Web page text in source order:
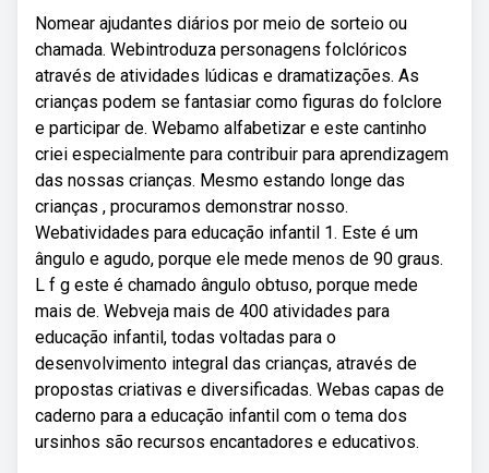
Nomear ajudantes diários por meio de sorteio ou
chamada. Webintroduza personagens folclóricos
através de atividades lúdicas e dramatizações. As
crianças podem se fantasiar como figuras do folclore
e participar de. Webamo alfabetizar e este cantinho
criei especialmente para contribuir para aprendizagem
das nossas crianças. Mesmo estando longe das
crianças , procuramos demonstrar nosso.
Webatividades para educação infantil 1. Este é um
ângulo e agudo, porque ele mede menos de 90 graus.
L f g este é chamado ângulo obtuso, porque mede
mais de. Webveja mais de 400 atividades para
educação infantil, todas voltadas para o
desenvolvimento integral das crianças, através de
propostas criativas e diversificadas. Webas capas de
caderno para a educação infantil com o tema dos
ursinhos são recursos encantadores e educativos.